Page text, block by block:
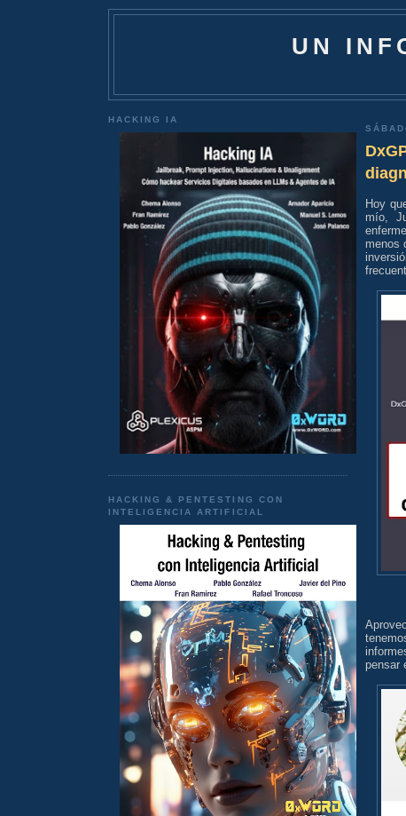
UN
HACKING IA
HACKING & PENTESTING CON
INTELIGENCIA ARTIFICIAL
Hoy
mío,
menos
pensar